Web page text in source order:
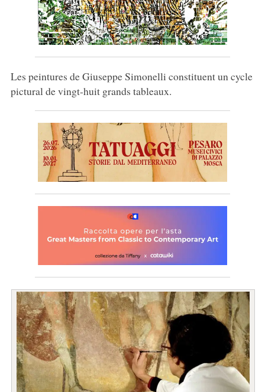
Les peintures de Giuseppe Simonelli constituent un cycle
pictural de vingt-huit grands tableaux.